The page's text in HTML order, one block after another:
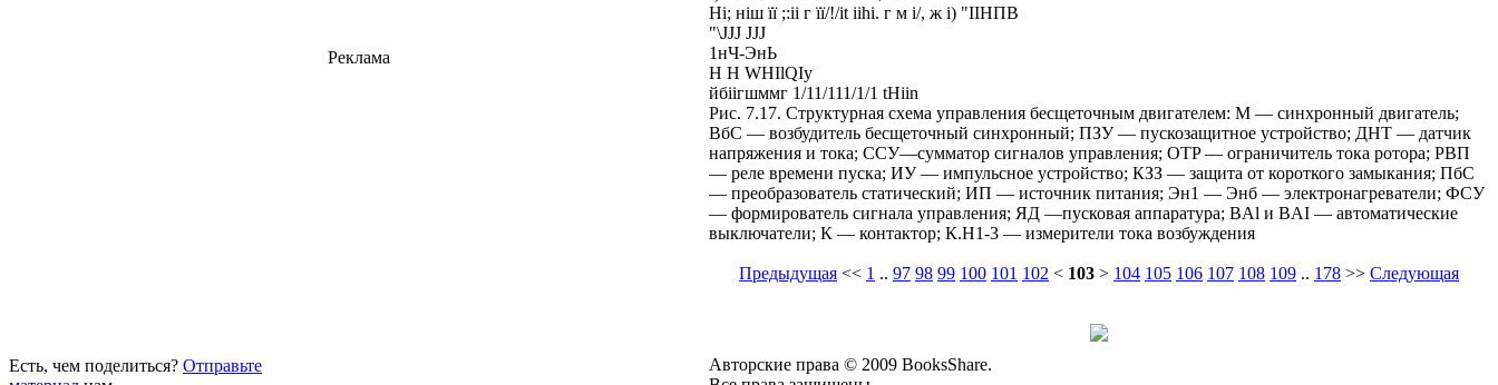
Ні; ніш її ;:іі г її/!/it iihi. г м і/, ж і) "ІІНПВ
"\JJJ JJJ
1нЧ-ЭнЬ
H H WHIlQIy
йбіігшммг 1/11/111/1/1 tHiin
Рис. 7.17. Структурная схема управления бесщеточным двигателем: M — синхронный двигатель;
ВбС — возбудитель бесщеточный синхронный; ПЗУ — пускозащитное устройство; ДНТ — датчик
напряжения и тока; ССУ—сумматор сигналов управления; OTP — ограничитель тока ротора; РВП
— реле времени пуска; ИУ — импульсное устройство; КЗЗ — защита от короткого замыкания; ПбС
— преобразователь статический; ИП — источник питания; Эн1 — Энб — электронагреватели; ФСУ
— формирователь сигнала управления; ЯД —пусковая аппаратура; BAl и BAI — автоматические
выключатели; К — контактор; К.Н1-3 — измерители тока возбуждения
Предыдущая << 1 .. 97 98 99 100 101 102 < 103 > 104 105 106 107 108 109 .. 178 >> Следующая
Реклама
Есть, чем поделиться? Отправьте
Авторские права © 2009 BooksShare.